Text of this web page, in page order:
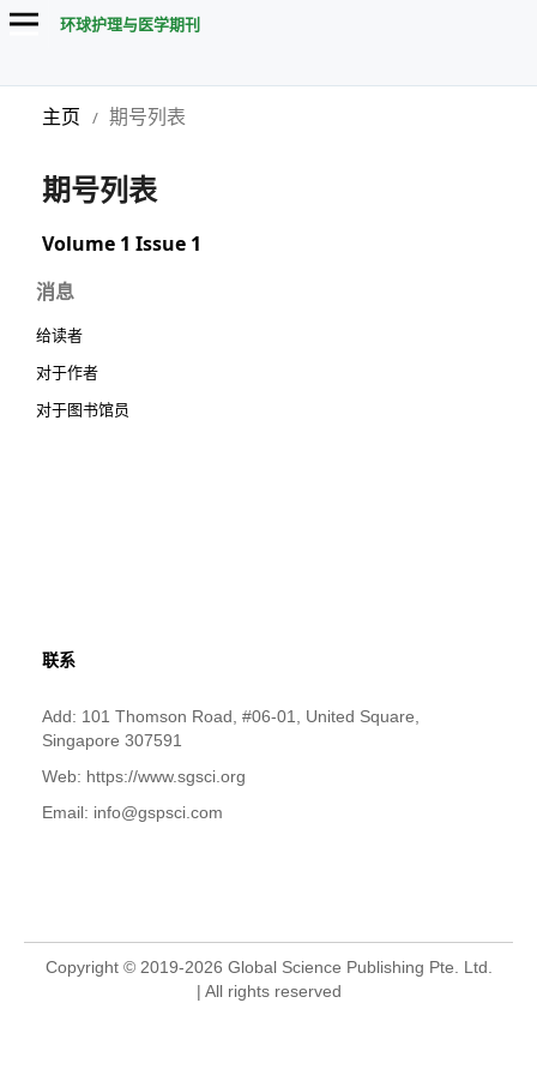
环球护理与医学期刊
主页 / 期号列表
期号列表
Volume 1 Issue 1
消息
给读者
对于作者
对于图书馆员
联系
Add: 101 Thomson Road, #06-01, United Square,
Singapore 307591
Web: https://www.sgsci.org
Email: info@gspsci.com
Copyright © 2019-2026 Global Science Publishing Pte. Ltd.
| All rights reserved